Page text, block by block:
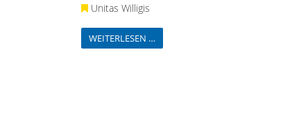
Unitas Willigis
WEITERLESEN …